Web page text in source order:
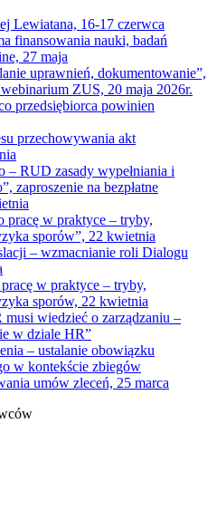
Lewiatana, 16-17 czerwca
finansowania nauki, badań
27 maja
uprawnień, dokumentowanie”,
webinarium ZUS, 20 maja 2026r.
przedsiębiorca powinien
przechowywania akt
– RUD zasady wypełniania i
zaproszenie na bezpłatne
pracę w praktyce – tryby,
sporów”, 22 kwietnia
– wzmacnianie roli Dialogu
w praktyce – tryby,
sporów, 22 kwietnia
musi wiedzieć o zarządzaniu –
w dziale HR”
– ustalanie obowiązku
w kontekście zbiegów
umów zleceń, 25 marca